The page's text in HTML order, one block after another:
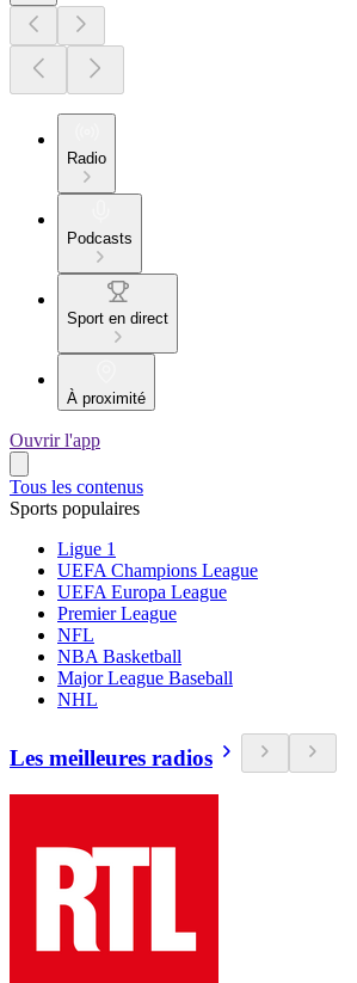
Radio
Podcasts
Sport en direct
À proximité
Ouvrir l'app
Tous les contenus
Sports populaires
Ligue 1
UEFA Champions League
UEFA Europa League
Premier League
NFL
NBA Basketball
Major League Baseball
NHL
Les meilleures radios